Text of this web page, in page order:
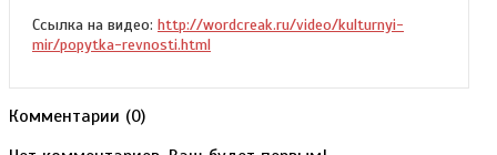
божеств? Государыню с престола Свергши (с
оного сошед), Как живется вам - хлопочется
бессмертной пошлости Как справляетесь,
бедняк? "Судорог да перебоев - Хватит! Дом
Ссылка на видео: http://wordcreak.ru/video/kulturnyi-
mir/popytka-revnosti.html
Комментарии (0)